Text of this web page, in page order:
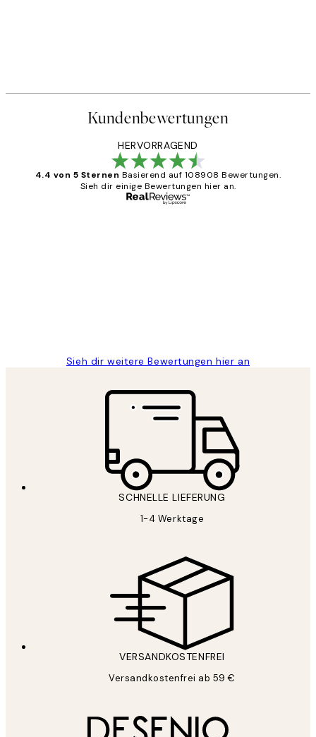
Kundenbewertungen
HERVORRAGEND
4.4 von 5 Sternen Basierend auf 108908 Bewertungen.
Sieh dir einige Bewertungen hier an.
Sieh dir weitere Bewertungen hier an
SCHNELLE LIEFERUNG
1-4 Werktage
VERSANDKOSTENFREI
Versandkostenfrei ab 59 €